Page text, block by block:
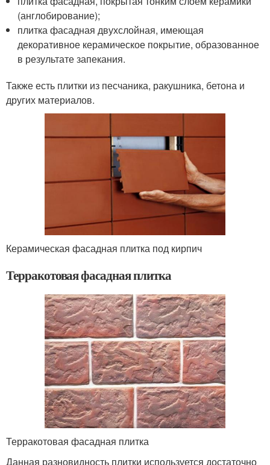
(англобирование);
плитка фасадная двухслойная, имеющая
декоративное керамическое покрытие, образованное
в результате запекания.
Также есть плитки из песчаника, ракушника, бетона и
других материалов.
Керамическая фасадная плитка под кирпич
Терракотовая фасадная плитка
Терракотовая фасадная плитка
Данная разновидность плитки используется достаточно